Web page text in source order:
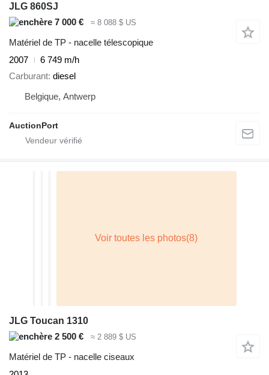
JLG 860SJ
7 000 €
≈ 8 088 $ US
Matériel de TP - nacelle télescopique
2007
6 749 m/h
Carburant diesel
Belgique, Antwerp
AuctionPort
JLG Toucan 1310
2 500 €
≈ 2 889 $ US
Matériel de TP - nacelle ciseaux